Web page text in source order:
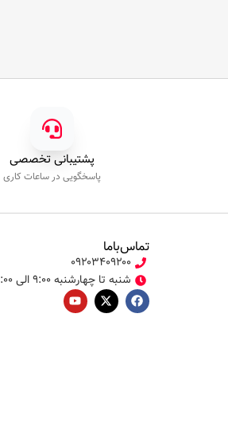
پشتیبانی تخصصی
پاسخگویی در ساعات کاری
تماس‌با‌ما
۰۹۲۰۳۴۰۹۲۰۰
شنبه تا چهارشنبه ۹:۰۰ الی ۱۷:۰۰